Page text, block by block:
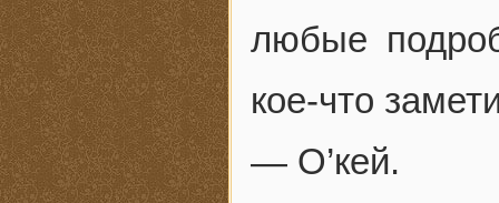
любые
кое-что
— О’кей.